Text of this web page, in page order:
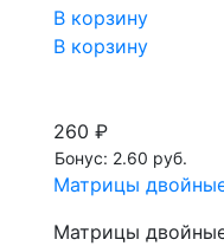
В корзину
В корзину
260 ₽
Бонус: 2.60 руб.
Матрицы
Матрицы